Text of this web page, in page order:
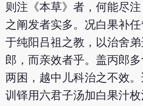
则注《本草》者，何能尽
之阐发者实多。况白果补
于纯阳吕祖之教，以治舍
郎，而亲效者乎。盖丙郎
两困，越中儿科治之不效。
训铎用六君子汤加白果汁